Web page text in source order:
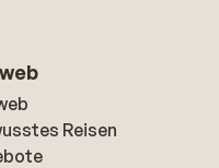
Reisen